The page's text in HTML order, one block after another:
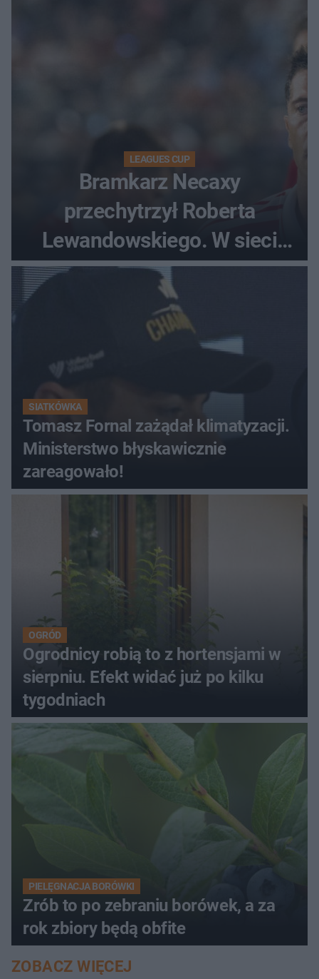
LEAGUES CUP
Bramkarz Necaxy
przechytrzył Roberta
Lewandowskiego. W sieci
krąży wideo z tego pojedynku
SIATKÓWKA
Tomasz Fornal zażądał klimatyzacji.
Ministerstwo błyskawicznie
zareagowało!
OGRÓD
Ogrodnicy robią to z hortensjami w
sierpniu. Efekt widać już po kilku
tygodniach
PIELĘGNACJA BORÓWKI
Zrób to po zebraniu borówek, a za
rok zbiory będą obfite
ZOBACZ WIĘCEJ